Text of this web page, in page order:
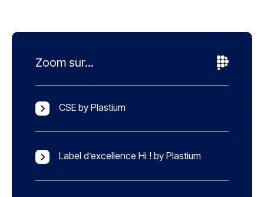
Zoom sur...
CSE by Plastium
Label d’excellence Hi ! by Plastium